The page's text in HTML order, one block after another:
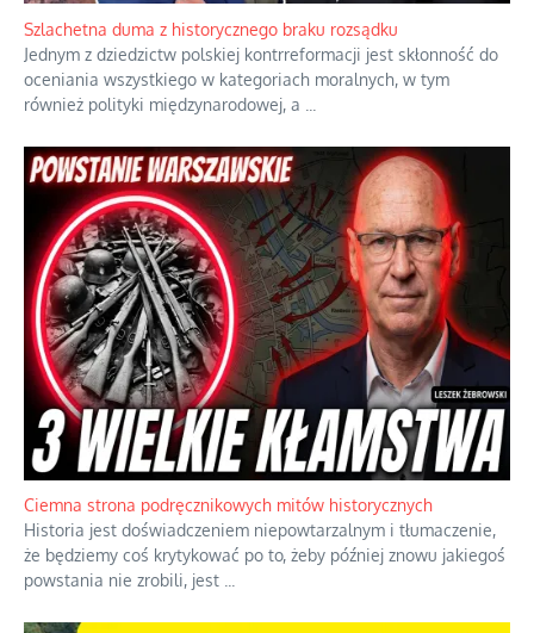
Szlachetna duma z historycznego braku rozsądku
Jednym z dziedzictw polskiej kontrreformacji jest skłonność do
oceniania wszystkiego w kategoriach moralnych, w tym
również polityki międzynarodowej, a
Ciemna strona podręcznikowych mitów historycznych
Historia jest doświadczeniem niepowtarzalnym i tłumaczenie,
że będziemy coś krytykować po to, żeby później znowu jakiegoś
powstania nie zrobili, jest